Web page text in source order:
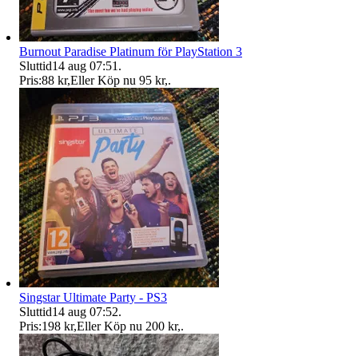
Burnout Paradise Platinum för PlayStation 3
Sluttid14 aug 07:51 .
Pris:88 kr,Eller Köp nu 95 kr,.
Singstar Ultimate Party - PS3
Sluttid14 aug 07:52.
Pris:198 kr,Eller Köp nu 200 kr,.